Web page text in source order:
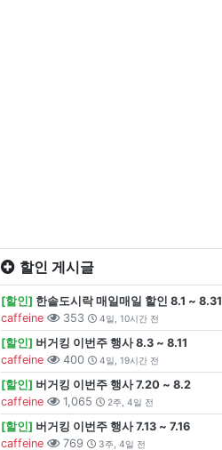
할인 게시글
[할인] 한솥도시락 매일매일 할인 8.1 ~ 8.31
caffeine
353 4일, 10시간 전
[할인] 버거킹 이번주 행사 8.3 ~ 8.11
caffeine
400 4일, 19시간 전
[할인] 버거킹 이번주 행사 7.20 ~ 8.2
caffeine
1,065 2주, 4일 전
[할인] 버거킹 이번주 행사 7.13 ~ 7.16
caffeine
769 3주, 4일 전